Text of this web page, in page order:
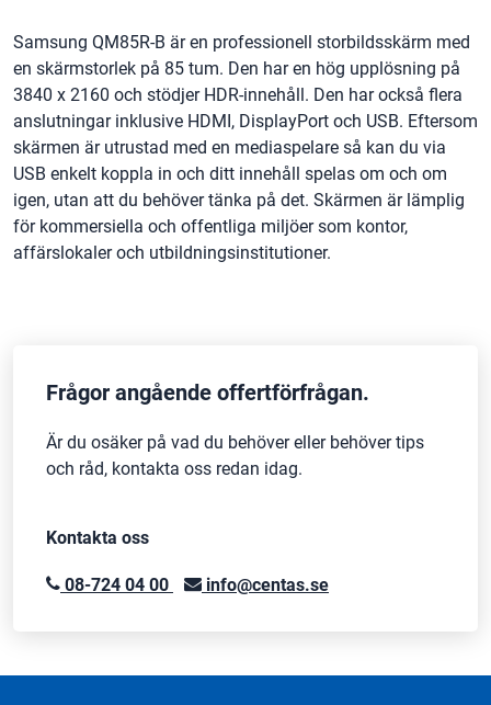
Samsung QM85R-B är en professionell storbildsskärm med
en skärmstorlek på 85 tum. Den har en hög upplösning på
3840 x 2160 och stödjer HDR-innehåll. Den har också flera
anslutningar inklusive HDMI, DisplayPort och USB. Eftersom
skärmen är utrustad med en mediaspelare så kan du via
USB enkelt koppla in och ditt innehåll spelas om och om
igen, utan att du behöver tänka på det. Skärmen är lämplig
för kommersiella och offentliga miljöer som kontor,
affärslokaler och utbildningsinstitutioner.
Frågor angående offertförfrågan.
Är du osäker på vad du behöver eller behöver tips
och råd, kontakta oss redan idag.
Kontakta oss
08-724 04 00 info@centas.se